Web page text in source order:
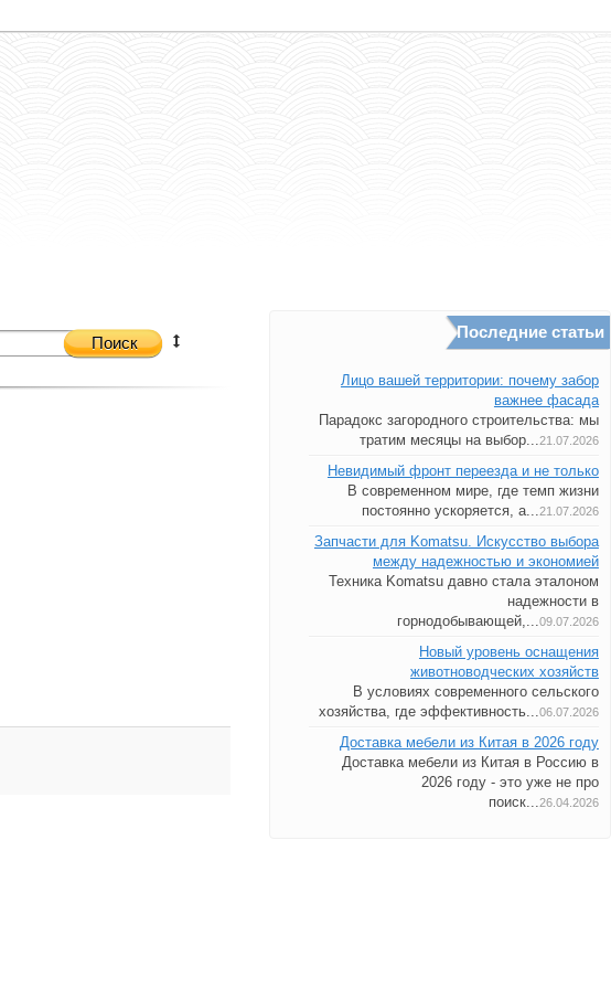
Поиск
Последние статьи
Лицо вашей территории: почему забор
важнее фасада
Парадокс загородного строительства: мы
тратим месяцы на выбор...21.07.2026
Невидимый фронт переезда и не только
В современном мире, где темп жизни
постоянно ускоряется, а...21.07.2026
Запчасти для Komatsu. Искусство выбора
между надежностью и экономией
Техника Komatsu давно стала эталоном
надежности в
горнодобывающей,...09.07.2026
Новый уровень оснащения
животноводческих хозяйств
В условиях современного сельского
хозяйства, где эффективность...06.07.2026
Доставка мебели из Китая в 2026 году
Доставка мебели из Китая в Россию в
2026 году - это уже не про
поиск...26.04.2026